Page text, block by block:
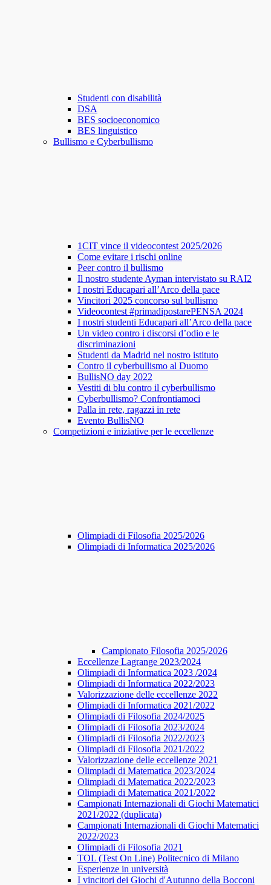
Studenti con disabilità
DSA
BES socioeconomico
BES linguistico
Bullismo e Cyberbullismo
1CIT vince il videocontest 2025/2026
Come evitare i rischi online
Peer contro il bullismo
Il nostro studente Ayman intervistato su RAI2
I nostri Educapari all’Arco della pace
Vincitori 2025 concorso sul bullismo
Videocontest #primadipostarePENSA 2024
I nostri studenti Educapari all’Arco della pace
Un video contro i discorsi d’odio e le
discriminazioni
Studenti da Madrid nel nostro istituto
Contro il cyberbullismo al Duomo
BullisNO day 2022
Vestiti di blu contro il cyberbullismo
Cyberbullismo? Confrontiamoci
Palla in rete, ragazzi in rete
Evento BullisNO
Competizioni e iniziative per le eccellenze
Olimpiadi di Filosofia 2025/2026
Olimpiadi di Informatica 2025/2026
Campionato Filosofia 2025/2026
​​Eccellenze Lagrange 2023/2024
Olimpiadi di Informatica 2023 /2024
Olimpiadi di Informatica 2022/2023
Valorizzazione delle eccellenze 2022
Olimpiadi di Informatica 2021/2022
Olimpiadi di Filosofia 2024/2025
Olimpiadi di Filosofia 2023/2024
Olimpiadi di Filosofia 2022/2023
Olimpiadi di Filosofia 2021/2022
Valorizzazione delle eccellenze 2021
Olimpiadi di Matematica 2023/2024
Olimpiadi di Matematica 2022/2023
Olimpiadi di Matematica 2021/2022
Campionati Internazionali di Giochi Matematici
2021/2022 (duplicata)
Campionati Internazionali di Giochi Matematici
2022/2023
Olimpiadi di Filosofia 2021
TOL (Test On Line) Politecnico di Milano
Esperienze in università
I vincitori dei Giochi d'Autunno della Bocconi